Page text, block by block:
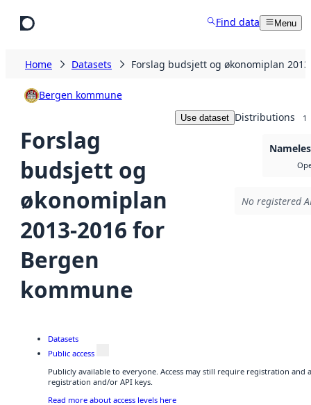
Find data Menu
Home Datasets Forslag budsjett og økonomiplan
Bergen kommune
Forslag
budsjett og
økonomiplan
2013-2016 for
Bergen
kommune
Use dataset Distributions 1
No registered
Datasets
Public access
Publicly available to everyone. Access may still require registration and
registration and/or API keys.
Read more about access levels here